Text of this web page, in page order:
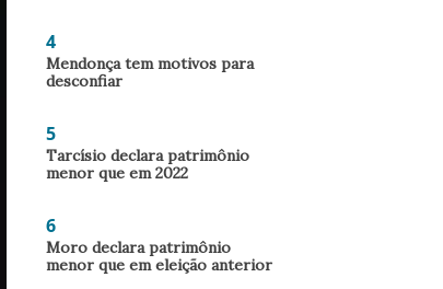
4
Mendonça tem motivos para
desconfiar
5
Tarcísio declara patrimônio
menor que em 2022
6
Moro declara patrimônio
menor que em eleição anterior